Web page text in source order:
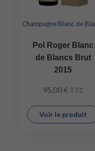
Champagne Blanc de
Pol Roger Blanc
de Blancs Brut
2015
95,00 € TTC
Voir le produit